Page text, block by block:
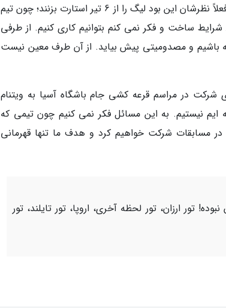
گیتی پسند با آمادگی بهتری در جام باشگاه های آسیا شرکت کند. فعلاً نظرشان این بود لیگ را از 6 تیر استارت بزنند؛ چون تیم
ساخت و فکر نمی کنم بتوانیم کاری کنیم. از طرفی
باشیم و مصدومیتی پیش بیاید. از آن طرف معین نیست
شرکت در مراسم قرعه کشی جام باشگاه آسیا به ویتنام
ایم نیستیم. به این مسائل فکر نمی کنیم چون تیمی که
در مسابقات شرکت خواهیم کرد و هدف ما تنها قهرمانی
تور ارزان، تور لحظه آخری، اروپا، تور تایلند، تور